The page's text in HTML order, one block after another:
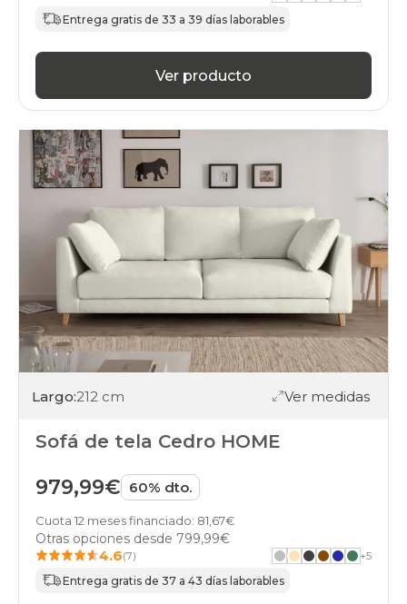
Entrega gratis de 33 a 39 días laborables
Ver producto
Largo:212 cm Ver medidas
Sofá de tela Cedro HOME
979,99€ 60% dto.
Cuota 12 meses financiado: 81,67€
Otras opciones desde 799,99€
4.6(7) +5
Entrega gratis de 37 a 43 días laborables